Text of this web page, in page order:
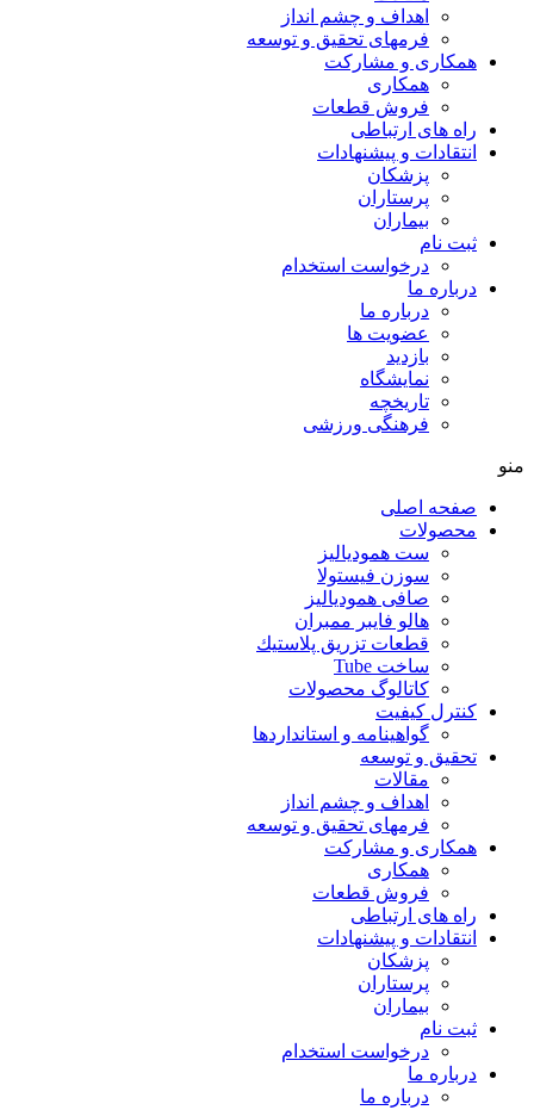
اهداف و چشم انداز
فرمهای تحقیق و توسعه
همکاری و مشارکت
همکاری
فروش قطعات
راه های ارتباطی
انتقادات و پيشنهادات
پزشكان
پرستاران
بيماران
ثبت نام
درخواست استخدام
درباره ما
درباره ما
عضویت ها
بازدید
نمایشگاه
تاريخچه
فرهنگی ورزشی
منو
صفحه اصلی
محصولات
ست همودیالیز
سوزن فیستولا
صافی همودیالیز
هالو فایبر ممبران
قطعات تزريق پلاستيك
ساخت Tube
کاتالوگ محصولات
کنترل کیفیت
گواهينامه و استانداردها
تحقيق و توسعه
مقالات
اهداف و چشم انداز
فرمهای تحقیق و توسعه
همکاری و مشارکت
همکاری
فروش قطعات
راه های ارتباطی
انتقادات و پيشنهادات
پزشكان
پرستاران
بيماران
ثبت نام
درخواست استخدام
درباره ما
درباره ما